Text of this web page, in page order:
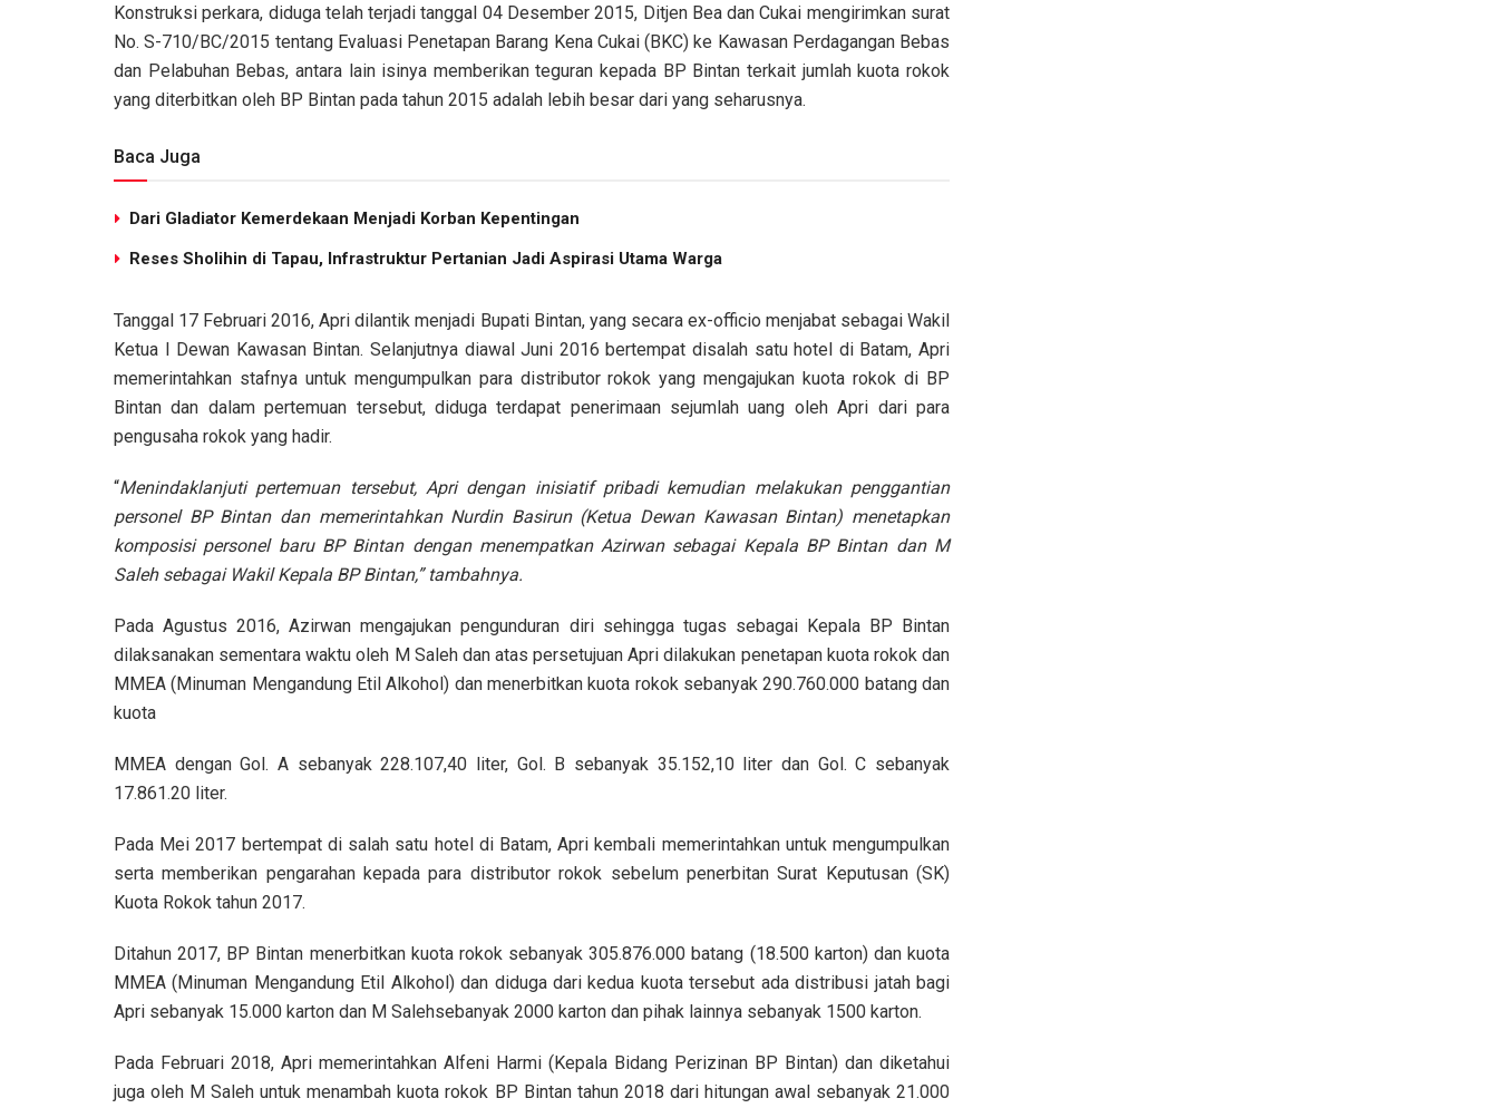
Konstruksi perkara, diduga telah terjadi tanggal 04 Desember 2015, Ditjen Bea dan Cukai mengirimkan surat
No. S-710/BC/2015 tentang Evaluasi Penetapan Barang Kena Cukai (BKC) ke Kawasan Perdagangan Bebas
dan Pelabuhan Bebas, antara lain isinya memberikan teguran kepada BP Bintan terkait jumlah kuota rokok
yang diterbitkan oleh BP Bintan pada tahun 2015 adalah lebih besar dari yang seharusnya.
Baca Juga
Dari Gladiator Kemerdekaan Menjadi Korban Kepentingan
Reses Sholihin di Tapau, Infrastruktur Pertanian Jadi Aspirasi Utama Warga
Tanggal 17 Februari 2016, Apri dilantik menjadi Bupati Bintan, yang secara ex-officio menjabat sebagai Wakil
Ketua I Dewan Kawasan Bintan. Selanjutnya diawal Juni 2016 bertempat disalah satu hotel di Batam, Apri
memerintahkan stafnya untuk mengumpulkan para distributor rokok yang mengajukan kuota rokok di BP
Bintan dan dalam pertemuan tersebut, diduga terdapat penerimaan sejumlah uang oleh Apri dari para
pengusaha rokok yang hadir.
“Menindaklanjuti pertemuan tersebut, Apri dengan inisiatif pribadi kemudian melakukan penggantian
personel BP Bintan dan memerintahkan Nurdin Basirun (Ketua Dewan Kawasan Bintan) menetapkan
komposisi personel baru BP Bintan dengan menempatkan Azirwan sebagai Kepala BP Bintan dan M
Saleh sebagai Wakil Kepala BP Bintan,” tambahnya.
Pada Agustus 2016, Azirwan mengajukan pengunduran diri sehingga tugas sebagai Kepala BP Bintan
dilaksanakan sementara waktu oleh M Saleh dan atas persetujuan Apri dilakukan penetapan kuota rokok dan
MMEA (Minuman Mengandung Etil Alkohol) dan menerbitkan kuota rokok sebanyak 290.760.000 batang dan
kuota
MMEA dengan Gol. A sebanyak 228.107,40 liter, Gol. B sebanyak 35.152,10 liter dan Gol. C sebanyak
17.861.20 liter.
Pada Mei 2017 bertempat di salah satu hotel di Batam, Apri kembali memerintahkan untuk mengumpulkan
serta memberikan pengarahan kepada para distributor rokok sebelum penerbitan Surat Keputusan (SK)
Kuota Rokok tahun 2017.
Ditahun 2017, BP Bintan menerbitkan kuota rokok sebanyak 305.876.000 batang (18.500 karton) dan kuota
MMEA (Minuman Mengandung Etil Alkohol) dan diduga dari kedua kuota tersebut ada distribusi jatah bagi
Apri sebanyak 15.000 karton dan M Salehsebanyak 2000 karton dan pihak lainnya sebanyak 1500 karton.
Pada Februari 2018, Apri memerintahkan Alfeni Harmi (Kepala Bidang Perizinan BP Bintan) dan diketahui
juga oleh M Saleh untuk menambah kuota rokok BP Bintan tahun 2018 dari hitungan awal sebanyak 21.000